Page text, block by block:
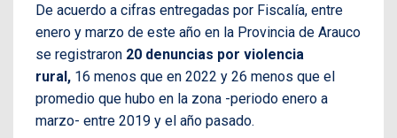
De acuerdo a cifras entregadas por Fiscalía, entre
enero y marzo de este año en la Provincia de Arauco
se registraron 20 denuncias por violencia
rural, 16 menos que en 2022 y 26 menos que el
promedio que hubo en la zona -periodo enero a
marzo- entre 2019 y el año pasado.